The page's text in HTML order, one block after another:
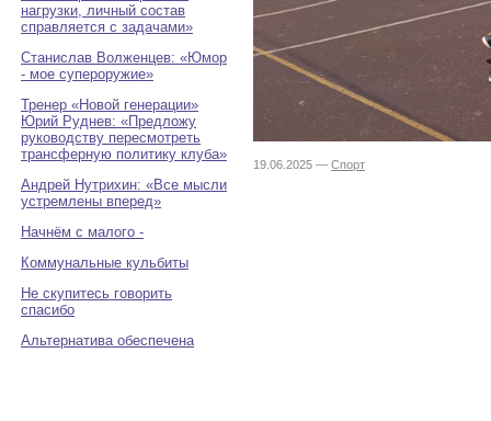
нагрузки, личный состав
справляется с задачами»
Станислав Волженцев: «Юмор
- мое супероружие»
Тренер «Новой генерации»
Юрий Руднев: «Предложу
руководству пересмотреть
трансферную политику клуба»
Андрей Нутрихин: «Все мысли
устремлены вперед»
Начнём с малого -
Коммунальные кульбиты
Не скупитесь говорить
спасибо
Альтернатива обеспечена
19.06.2025 — Спорт